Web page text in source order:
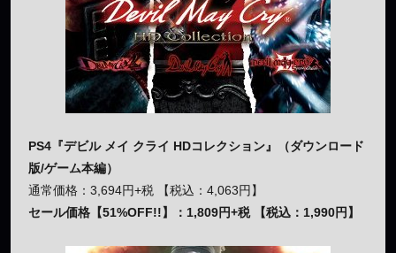
PS4『デビル メイ クライ HDコレクション』（ダウンロード
版/ゲーム本編）
通常価格：3,694円+税 【税込：4,063円】
セール価格【51%OFF!!】：1,809円+税 【税込：1,990円】